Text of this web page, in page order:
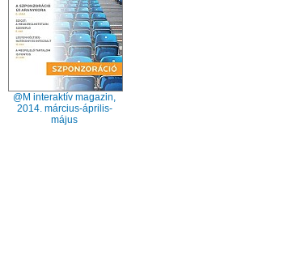
@M interaktív magazin,
2014. március-április-
május